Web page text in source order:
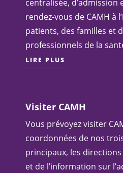
centralisée, d’admission
rendez-vous de CAMH à
patients, des familles et
professionnels de la
LIRE PLUS
Visiter CAMH
Vous prévoyez visiter
coordonnées de nos
principaux, les
et de l’information sur